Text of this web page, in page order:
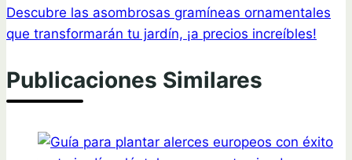
Descubre las asombrosas gramíneas ornamentales
que transformarán tu jardín, ¡a precios increíbles!
Publicaciones Similares